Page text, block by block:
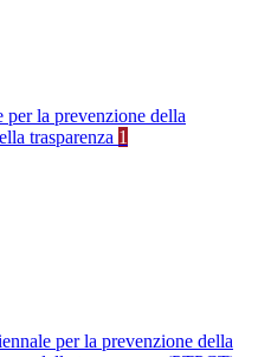
per la prevenzione della
trasparenza 1
per la prevenzione della